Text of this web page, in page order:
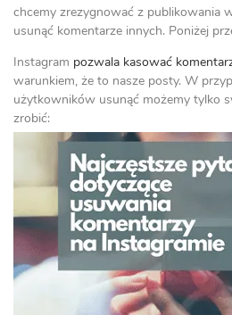
chcemy zrezygnować z publikowania
usunąć komentarze innych. Poniżej
Instagram pozwala kasować
warunkiem, że to nasze posty. W
użytkowników usunąć możemy tylko
zrobić: